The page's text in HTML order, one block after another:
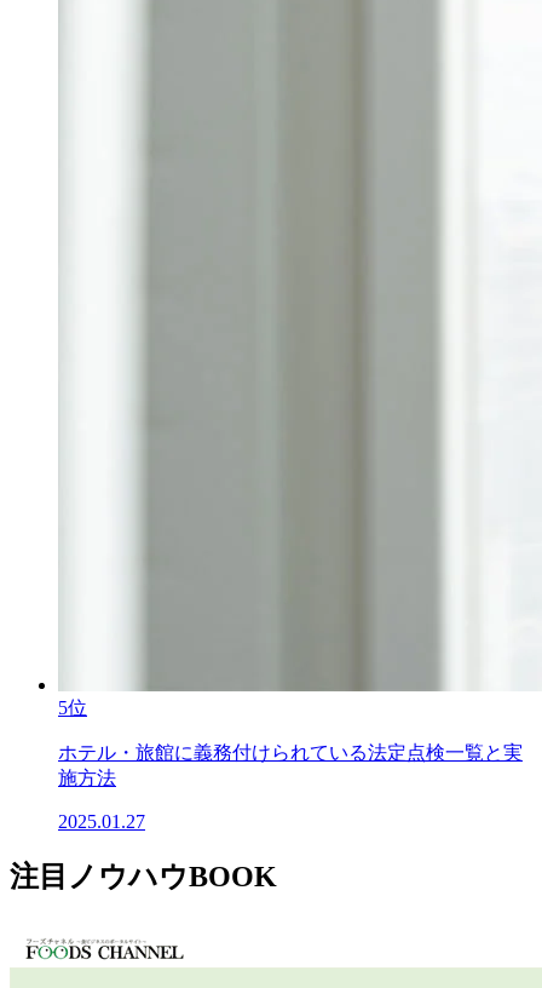
5位
ホテル・旅館に義務付けられている法定点検一覧と実
施方法
2025.01.27
注目ノウハウBOOK